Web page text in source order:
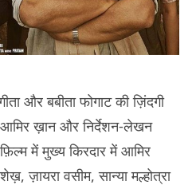
और बबीता फोगाट की ज़िंदगी
आमिर ख़ान और निर्देशन-लेखन
में मुख्य किरदार में आमिर
ज़ायरा वसीम, सान्या मल्होत्रा